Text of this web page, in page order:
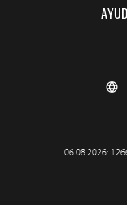
06.08.2026: